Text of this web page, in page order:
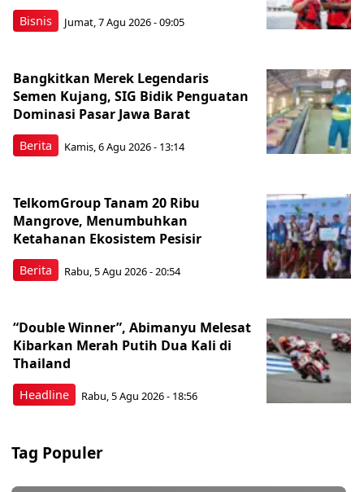
Bisnis Jumat, 7 Agu 2026 - 09:05
Berita
Bangkitkan Merek Legendaris
Semen Kujang, SIG Bidik Penguatan
Dominasi Pasar Jawa Barat
Kamis, 6 Agu 2026 - 13:14
Berita
TelkomGroup Tanam 20 Ribu
Mangrove, Menumbuhkan
Ketahanan Ekosistem Pesisir
Rabu, 5 Agu 2026 - 20:54
Headline
“Double Winner”, Abimanyu Melesat
Kibarkan Merah Putih Dua Kali di
Thailand
Rabu, 5 Agu 2026 - 18:56
Tag Populer